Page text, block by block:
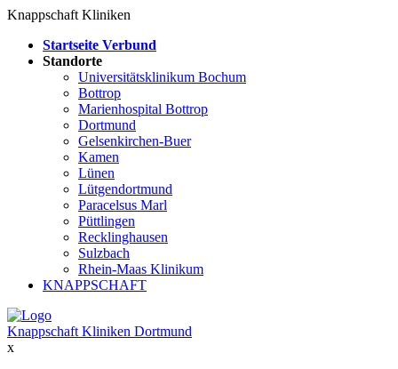
Knappschaft Kliniken
Startseite Verbund
Standorte
Universitätsklinikum Bochum
Bottrop
Marienhospital Bottrop
Dortmund
Gelsenkirchen-Buer
Kamen
Lünen
Lütgendortmund
Paracelsus Marl
Püttlingen
Recklinghausen
Sulzbach
Rhein-Maas Klinikum
KNAPPSCHAFT
Knappschaft Kliniken Dortmund
x